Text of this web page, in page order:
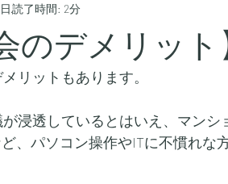
のデメリット
読了時間: 2分
リットもあります。
浸透しているとはいえ、マン
、パソコン操作やITに不慣れな